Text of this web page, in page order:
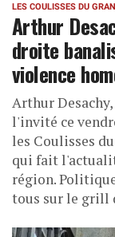
LES COULISSES DU
Arthur
droite
violence
Arthur
l'invité ce
les Coulisses
qui fait
région.
tous sur le grill